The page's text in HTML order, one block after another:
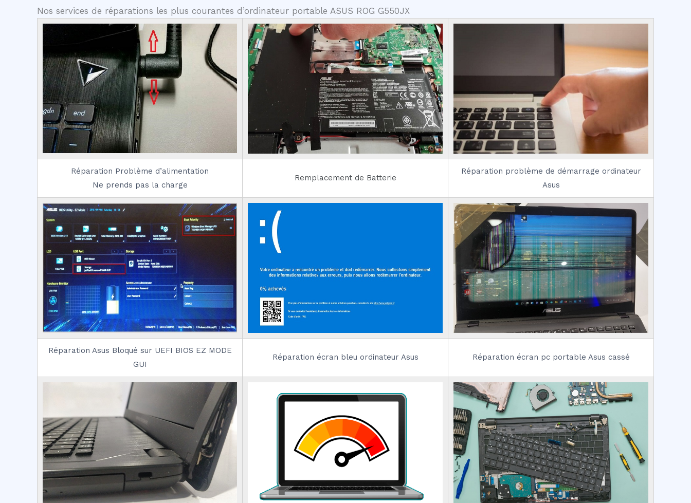
Nos services de réparations les plus courantes d’ordinateur portable ASUS ROG G550JX
Réparation Problème d’alimentation
Ne prends pas la charge
Remplacement de Batterie
Réparation problème de démarrage ordinateur
Asus
Réparation Asus Bloqué sur UEFI BIOS EZ MODE
GUI
Réparation écran bleu ordinateur Asus Réparation écran pc portable Asus cassé